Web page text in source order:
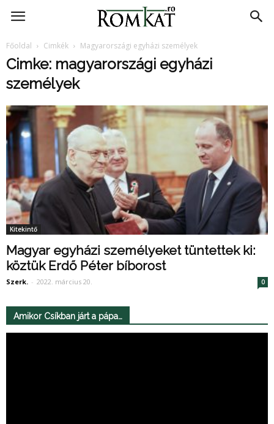
RomKat.ro
Főoldal Cimkék Magyarországi egyházi személyek
Cimke: magyarországi egyházi
személyek
Kitekintő
Magyar egyházi személyeket tüntettek ki:
köztük Erdő Péter bíborost
Szerk. - 2022. március 20. 0
Amikor Csíkban járt a pápa…